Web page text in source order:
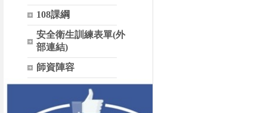
108課綱
安全衛生訓練表單(外
部連結)
師資陣容